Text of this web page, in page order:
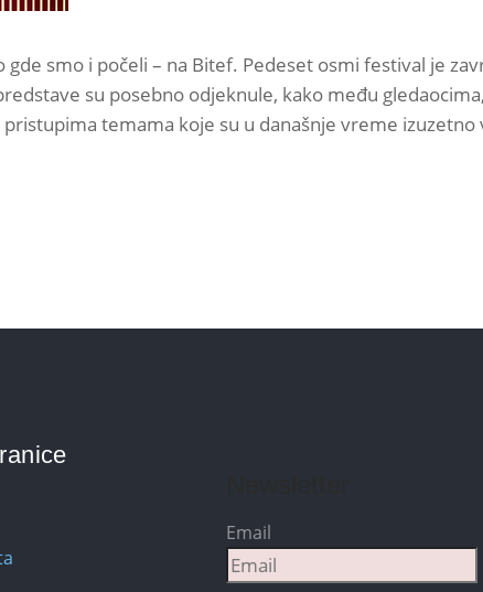
smo i počeli – na Bitef. Pedeset osmi festival je
su posebno odjeknule, kako među
temama koje su u današnje vreme izuzetno
Email